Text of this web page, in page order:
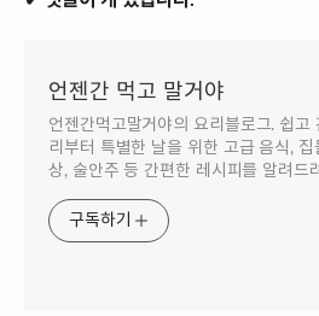
언젠간 먹고 말거야
언젠간먹고말거야의 요리블로그. 쉽고
리부터 특별한 날을 위한 고급 음식, 집
상, 술안주 등 간편한 레시피를 알려드
구독하기